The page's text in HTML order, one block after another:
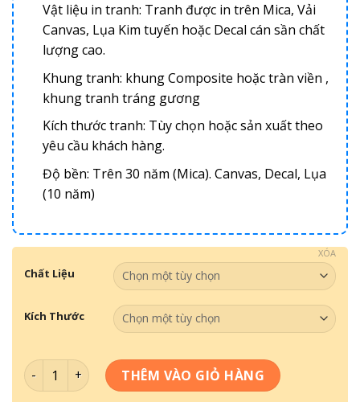
Vật liệu in tranh: Tranh được in trên Mica, Vải
Canvas, Lụa Kim tuyến hoặc Decal cán sần chất
lượng cao.
Khung tranh: khung Composite hoặc tràn viền ,
khung tranh tráng gương
Kích thước tranh: Tùy chọn hoặc sản xuất theo
yêu cầu khách hàng.
Độ bền: Trên 30 năm (Mica). Canvas, Decal, Lụa
(10 năm)
Chất Liệu
Kích Thước
XÓA
Tranh Động Lực - Xinh đẹp đi làm thần thái phi phàm số
THÊM VÀO GIỎ HÀNG